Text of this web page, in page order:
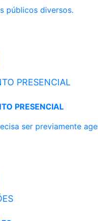
públicos diversos.
PRESENCIAL
PRESENCIAL
ser previamente